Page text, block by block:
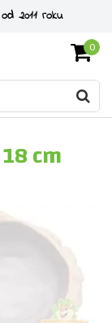
0
cm